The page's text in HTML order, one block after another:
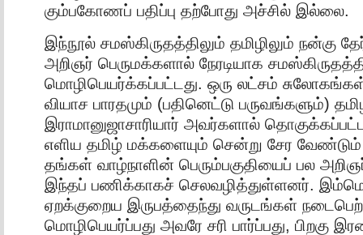
கும்பகோணப் பதிப்பு தற்போது அச்சில் இல்லை.
இந்நூல் சமஸ்கிருதத்திலும் தமிழிலும் நன்கு
அறிஞர் பெருமக்களால் நேரடியாக
மொழிபெயர்க்கப்பட்டது. ஒரு லட்சம்
வியாச பாரதமும் (பதினெட்டு பருவங்களும்)
இராமானுஜாசாரியார் அவர்களால்
எளிய தமிழ் மக்களையும் சென்று சேர
தங்கள் வாழ்நாளின் பெரும்பகுதியைப் பல
இந்தப் பணிக்காகச் செலவழித்துள்ளனர்.
ஏறக்குறைய இருபத்தைந்து வருடங்கள்
மொழிபெயர்ப்பது அவரே சரி பார்ப்பது, பிறகு